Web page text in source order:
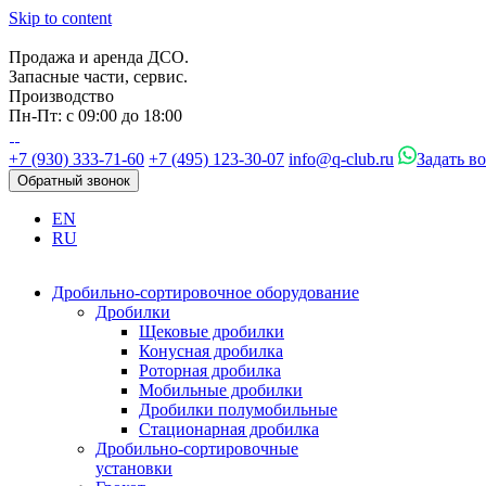
Skip to content
Продажа и аренда ДСО.
Запасные части, сервис.
Производство
Пн-Пт: с 09:00 до 18:00
+7 (930) 333-71-60 +7 (495) 123-30-07 info@q-club.ru Задать
Обратный звонок
EN
RU
Дробильно-сортировочное оборудование
Дробилки
Щековые дробилки
Конусная дробилка
Роторная дробилка
Мобильные дробилки
Дробилки полумобильные
Стационарная дробилка
Дробильно-сортировочные
установки